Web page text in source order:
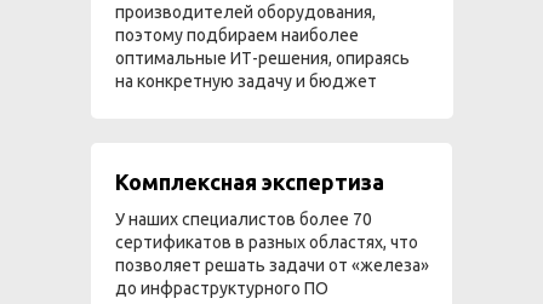
производителей оборудования,
поэтому подбираем наиболее
оптимальные ИТ-решения, опираясь
на конкретную задачу и бюджет
Комплексная экспертиза
У наших специалистов более 70
сертификатов в разных областях, что
позволяет решать задачи от «железа»
до инфраструктурного ПО